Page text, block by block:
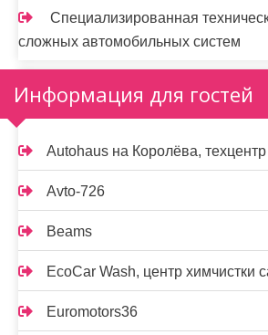
Специализированная
сложных автомобильных систем
Информация для гостей
Autohaus на Королёва, техцентр
Avto-726
Beams
EcoCar Wash, центр химчистки
Euromotors36